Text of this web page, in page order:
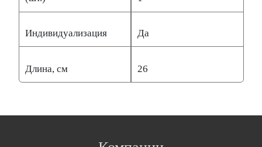
Индивидуализация Да
Длина, см 26